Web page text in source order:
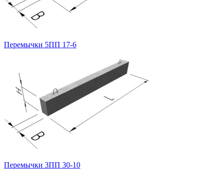
Перемычки 5ПП 17-6
Перемычки 3ПП 30-10